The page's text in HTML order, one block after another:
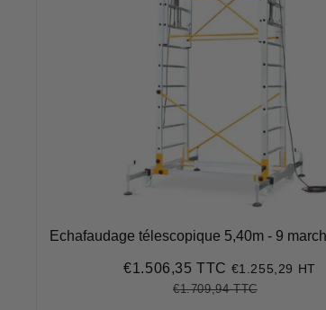
Echafaudage télescopique 5,40m - 9
Prix
€1.506,35 TTC €1.506,35
€1.255,29 HT
Prix
€1.709,94 TTC€1.709,94